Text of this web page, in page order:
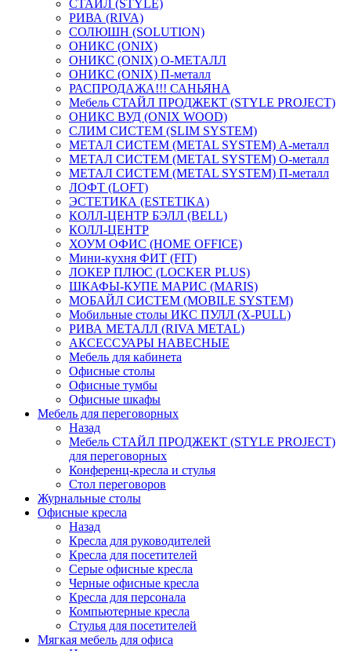
СТАЙЛ (STYLE)
РИВА (RIVA)
СОЛЮШН (SOLUTION)
ОНИКС (ONIX)
ОНИКС (ONIX) O-МЕТАЛЛ
ОНИКС (ONIX) П-металл
РАСПРОДАЖА!!! САНЬЯНА
Мебель СТАЙЛ ПРОДЖЕКТ (STYLE PROJECT)
ОНИКС ВУД (ONIX WOOD)
СЛИМ СИСТЕМ (SLIM SYSTEM)
МЕТАЛ СИСТЕМ (METAL SYSTEM) А-металл
МЕТАЛ СИСТЕМ (METAL SYSTEM) О-металл
МЕТАЛ СИСТЕМ (METAL SYSTEM) П-металл
ЛОФТ (LOFT)
ЭСТЕТИКА (ESTETIKA)
КОЛЛ-ЦЕНТР БЭЛЛ (BELL)
КОЛЛ-ЦЕНТР
ХОУМ ОФИС (HOME OFFICE)
Мини-кухня ФИТ (FIT)
ЛОКЕР ПЛЮС (LOCKER PLUS)
ШКАФЫ-КУПЕ МАРИС (MARIS)
МОБАЙЛ СИСТЕМ (MOBILE SYSTEM)
Мобильные столы ИКС ПУЛЛ (X-PULL)
РИВА МЕТАЛЛ (RIVA METAL)
АКСЕССУАРЫ НАВЕСНЫЕ
Мебель для кабинета
Офисные столы
Офисные тумбы
Офисные шкафы
Мебель для переговорных
Назад
Мебель СТАЙЛ ПРОДЖЕКТ (STYLE PROJECT)
для переговорных
Конференц-кресла и стулья
Стол переговоров
Журнальные столы
Офисные кресла
Назад
Кресла для руководителей
Кресла для посетителей
Серые офисные кресла
Черные офисные кресла
Кресла для персонала
Компьютерные кресла
Стулья для посетителей
Мягкая мебель для офиса